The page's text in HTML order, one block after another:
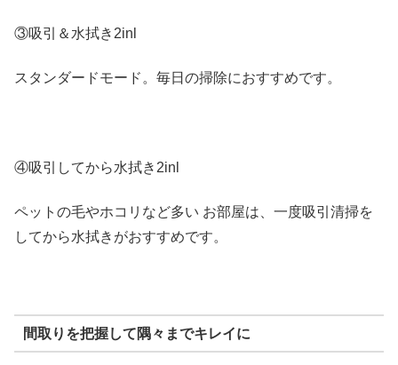
③吸引＆水拭き2inl
スタンダードモード。毎日の掃除におすすめです。
④吸引してから水拭き2inl
ペットの毛やホコリなど多い お部屋は、一度吸引清掃を
してから水拭きがおすすめです。
間取りを把握して隅々までキレイに